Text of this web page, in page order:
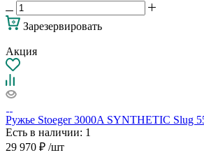
Зарезервировать
Акция
Ружье Stoeger 3000A SYNTHETIC Slug
Есть в наличии: 1
29 970 ₽ /шт